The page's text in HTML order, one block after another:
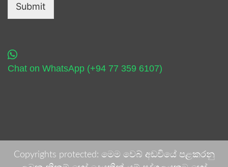
Submit
Chat on WhatsApp (+94 77 359 6107)
Copyrights protected: මෙම වෙබ් අඩවියේ පළකරනු